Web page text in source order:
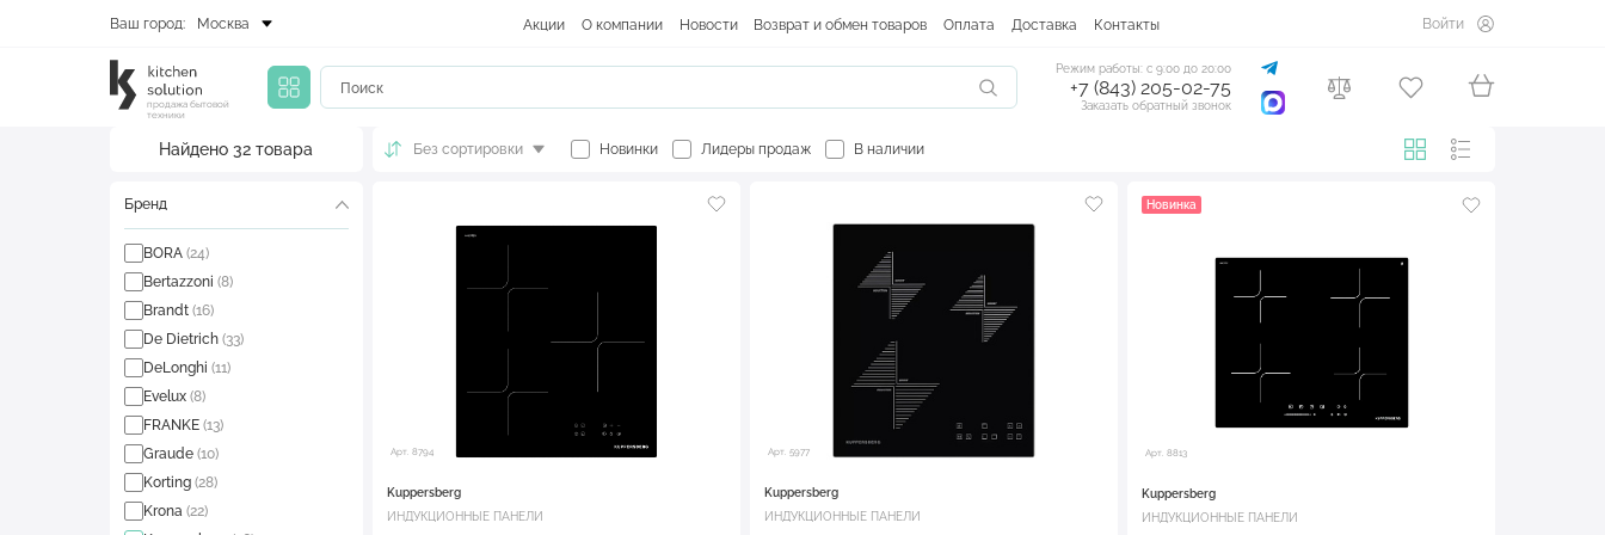
Ваш город: Москва Акции О компании Новости Возврат и обмен товаров Оплата Доставка Контакты Войти
продажа бытовой
техники
Режим работы: с 9:00 до 20:00
+7 (843) 205-02-75
Заказать обратный звонок
Найдено 32 товара
Бренд
BORA (24)
Bertazzoni (8)
Brandt (16)
De Dietrich (33)
DeLonghi (11)
Evelux (8)
FRANKE (13)
Graude (10)
Korting (28)
Krona (22)
Без сортировки Новинки Лидеры продаж В наличии
Арт. 8794
Kuppersberg
ИНДУКЦИОННЫЕ ПАНЕЛИ
Арт. 5977
Kuppersberg
ИНДУКЦИОННЫЕ ПАНЕЛИ
Новинка
Арт. 8813
Kuppersberg
ИНДУКЦИОННЫЕ ПАНЕЛИ